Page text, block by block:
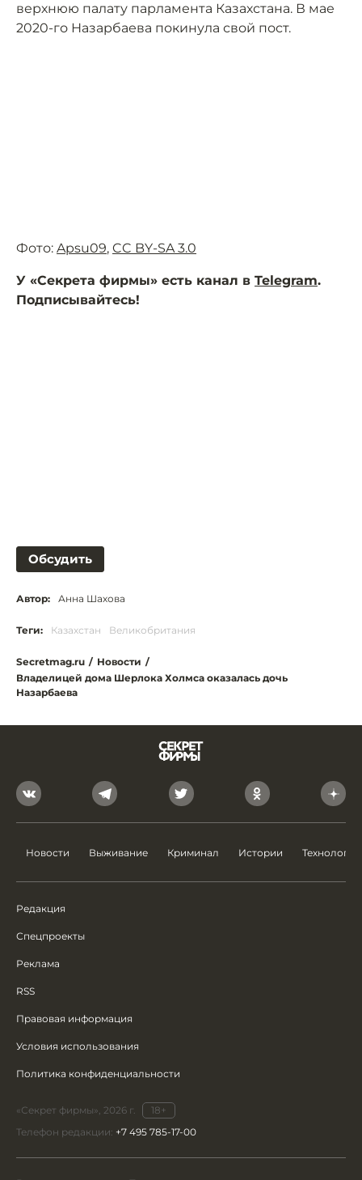
верхнюю палату парламента Казахстана. В мае
2020-го Назарбаева покинула свой пост.
Фото: Apsu09, CC BY-SA 3.0
У «Секрета фирмы» есть канал в Telegram.
Подписывайтесь!
Обсудить
Автор: Анна Шахова
Теги: Казахстан Великобритания
Secretmag.ru / Новости /
Владелицей дома Шерлока Холмса оказалась дочь
Назарбаева
Новости Выживание Криминал Истории Технологии
Редакция
Спецпроекты
Реклама
RSS
Правовая информация
Условия использования
Политика конфиденциальности
«Секрет фирмы», 2026 г.
18+
Телефон редакции: +7 495 785-17-00